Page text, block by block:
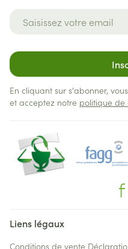
En cliquant sur s'abonner,
et acceptez notre politique de
Liens légaux
Conditions de vente